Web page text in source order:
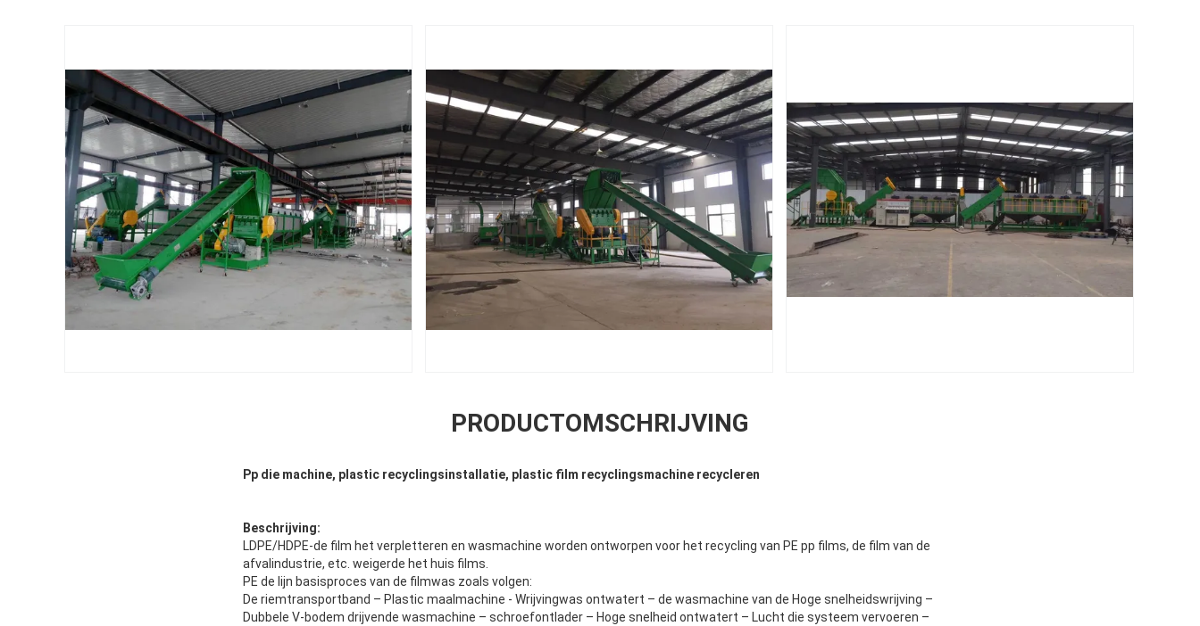
PRODUCTOMSCHRIJVING
Pp die machine, plastic recyclingsinstallatie, plastic film recyclingsmachine recycleren
Beschrijving:
LDPE/HDPE-de film het verpletteren en wasmachine worden ontworpen voor het recycling van PE pp films, de film van de
afvalindustrie, etc. weigerde het huis films.
PE de lijn basisproces van de filmwas zoals volgen:
De riemtransportband – Plastic maalmachine - Wrijvingwas ontwatert – de wasmachine van de Hoge snelheidswrijving –
Dubbele V-bodem drijvende wasmachine – schroefontlader – Hoge snelheid ontwatert – Lucht die systeem vervoeren –